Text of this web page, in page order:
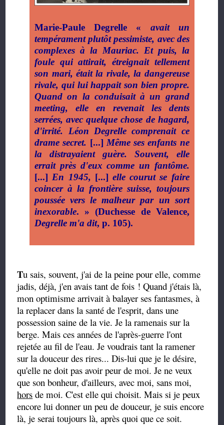
Marie-Paule Degrelle « avait un
tempérament plutôt pessimiste, avec des
complexes à la Mauriac. Et puis, la
foule qui attirait, étreignait tellement
son mari, était la rivale, la dangereuse
rivale, qui lui happait son bien propre.
Quand on la conduisait à un grand
meeting, elle en revenait les dents
serrées, avec quelque chose de hagard,
d'irrité. Léon Degrelle comprenait ce
drame secret. [...] Même ses enfants ne
la distrayaient guère. Souvent, elle
errait près d'eux comme un fantôme.
[...] En 1945, [...]elle courut se faire
coincer à la frontière suisse, toujours
poussée vers le malheur par un sort
inexorable. » (Duchesse de Valence,
Degrelle m'a dit, p. 105).
Tu sais, souvent, j'ai de la peine pour elle, comme
jadis, déjà, j'en avais tant de fois ! Quand j'étais là,
mon optimisme arrivait à balayer ses fantasmes, à
la replacer dans la santé de l'esprit, dans une
possession saine de la vie. Je la ramenais sur la
berge. Mais ces années de l'après-guerre l'ont
rejetée au fil de l'eau. Je voudrais tant la ramener
sur la douceur des rires... Dis-lui que je le désire,
qu'elle ne doit pas avoir peur de moi. Je ne veux
que son bonheur, d'ailleurs, avec moi, sans moi,
hors de moi. C'est elle qui choisit. Mais si je peux
encore lui donner un peu de douceur, je suis encore
là, je serai toujours là, après quoi que ce soit.